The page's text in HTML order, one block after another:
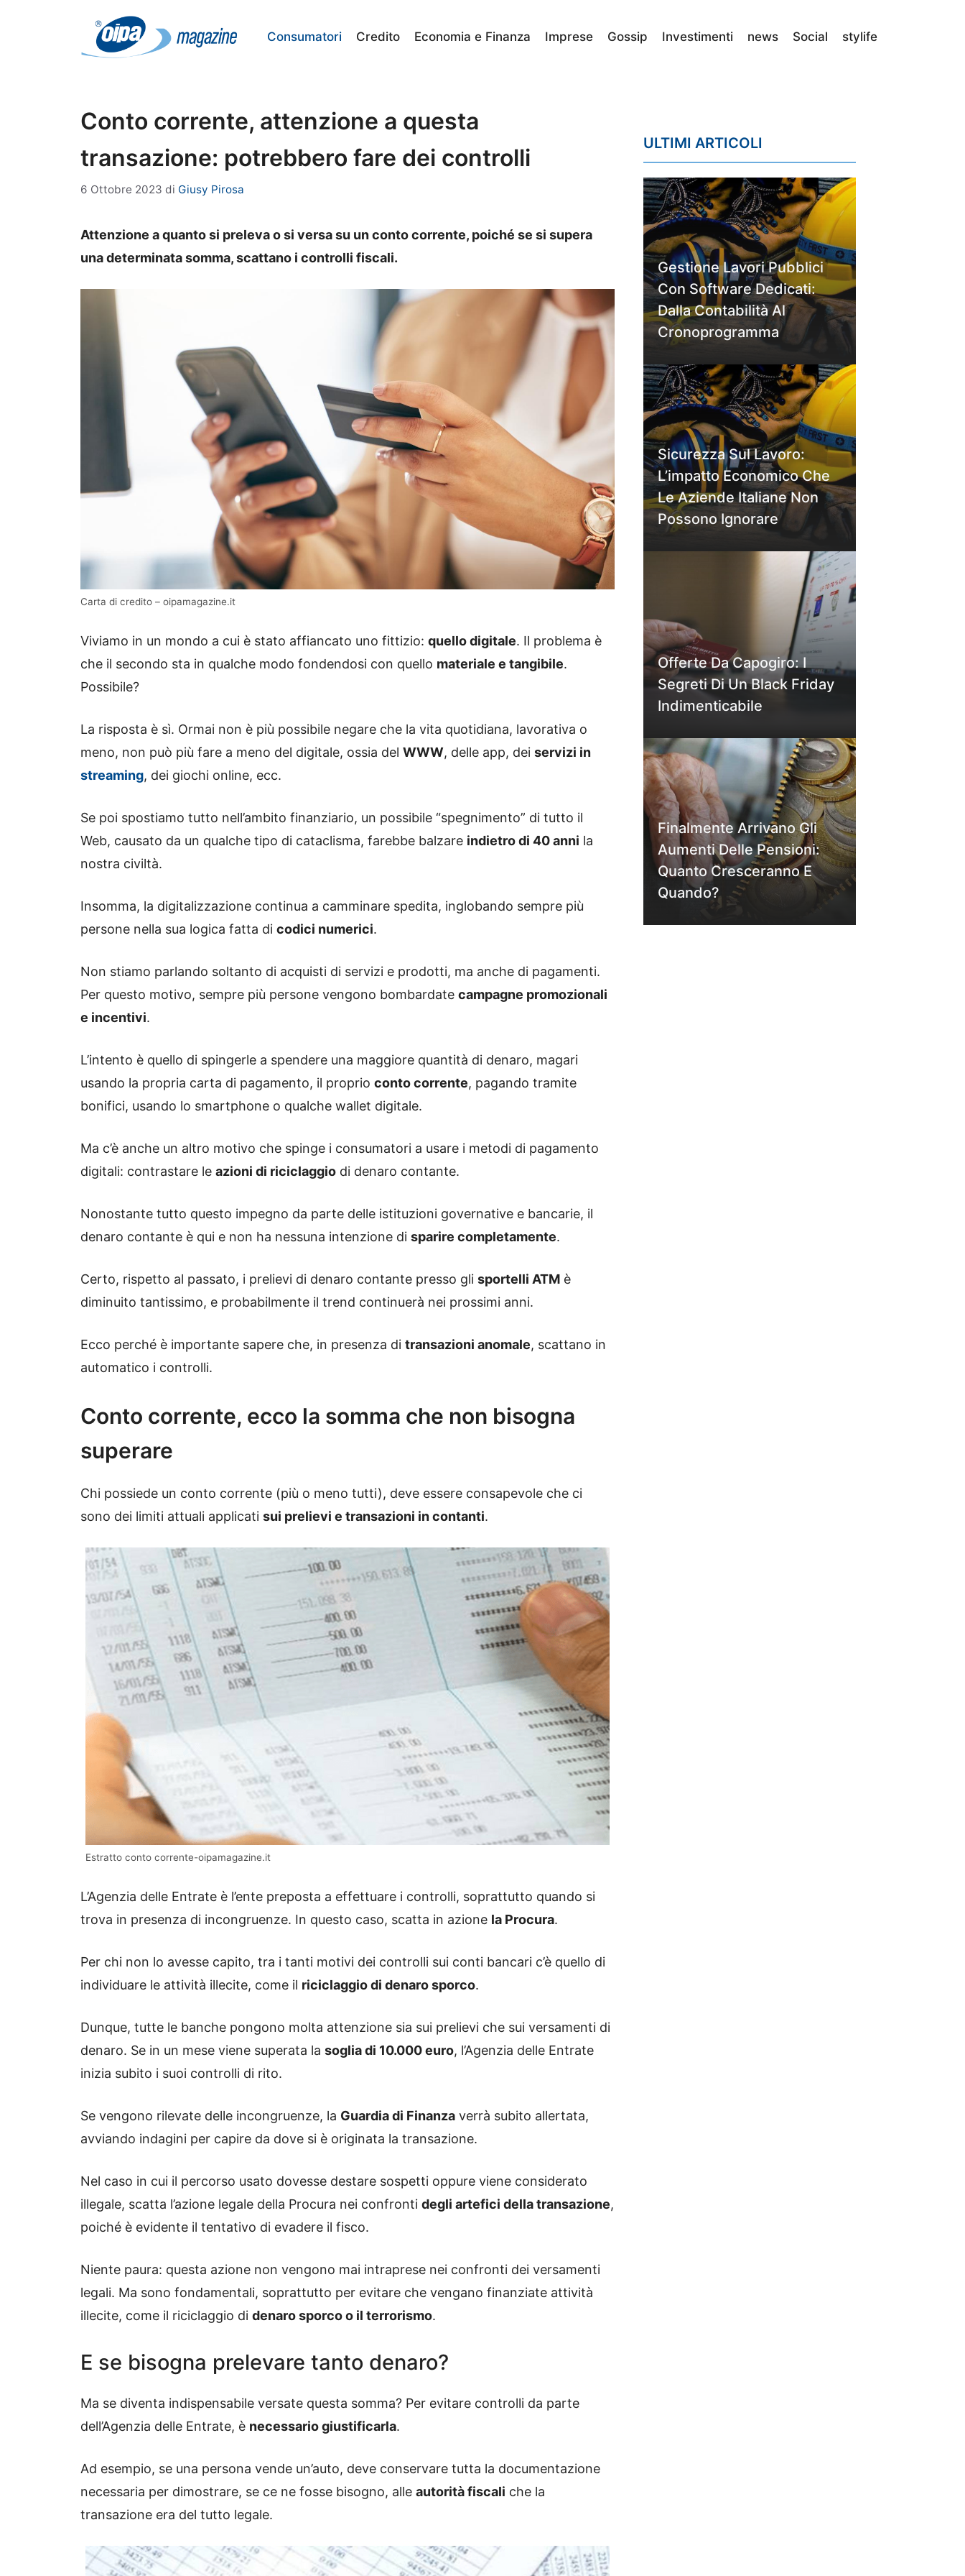
Consumatori Credito Economia e Finanza Imprese Gossip Investimenti news Social stylife
Conto corrente, attenzione a questa
transazione: potrebbero fare dei controlli
6 Ottobre 2023 di Giusy Pirosa
Attenzione a quanto si preleva o si versa su un conto corrente, poiché se si supera
una determinata somma, scattano i controlli fiscali.
Carta di credito – oipamagazine.it
Viviamo in un mondo a cui è stato affiancato uno fittizio: quello digitale. Il problema è
che il secondo sta in qualche modo fondendosi con quello materiale e tangibile.
Possibile?
La risposta è sì. Ormai non è più possibile negare che la vita quotidiana, lavorativa o
meno, non può più fare a meno del digitale, ossia del WWW, delle app, dei servizi in
streaming, dei giochi online, ecc.
Se poi spostiamo tutto nell’ambito finanziario, un possibile “spegnimento” di tutto il
Web, causato da un qualche tipo di cataclisma, farebbe balzare indietro di 40 anni la
nostra civiltà.
Insomma, la digitalizzazione continua a camminare spedita, inglobando sempre più
persone nella sua logica fatta di codici numerici.
Non stiamo parlando soltanto di acquisti di servizi e prodotti, ma anche di pagamenti.
Per questo motivo, sempre più persone vengono bombardate campagne promozionali
e incentivi.
L’intento è quello di spingerle a spendere una maggiore quantità di denaro, magari
usando la propria carta di pagamento, il proprio conto corrente, pagando tramite
bonifici, usando lo smartphone o qualche wallet digitale.
Ma c’è anche un altro motivo che spinge i consumatori a usare i metodi di pagamento
digitali: contrastare le azioni di riciclaggio di denaro contante.
Nonostante tutto questo impegno da parte delle istituzioni governative e bancarie, il
denaro contante è qui e non ha nessuna intenzione di sparire completamente.
Certo, rispetto al passato, i prelievi di denaro contante presso gli sportelli ATM è
diminuito tantissimo, e probabilmente il trend continuerà nei prossimi anni.
Ecco perché è importante sapere che, in presenza di transazioni anomale, scattano in
automatico i controlli.
Conto corrente, ecco la somma che non bisogna
superare
Chi possiede un conto corrente (più o meno tutti), deve essere consapevole che ci
sono dei limiti attuali applicati sui prelievi e transazioni in contanti.
Estratto conto corrente-oipamagazine.it
L’Agenzia delle Entrate è l’ente preposta a effettuare i controlli, soprattutto quando si
trova in presenza di incongruenze. In questo caso, scatta in azione la Procura.
Per chi non lo avesse capito, tra i tanti motivi dei controlli sui conti bancari c’è quello di
individuare le attività illecite, come il riciclaggio di denaro sporco.
Dunque, tutte le banche pongono molta attenzione sia sui prelievi che sui versamenti di
denaro. Se in un mese viene superata la soglia di 10.000 euro, l’Agenzia delle Entrate
inizia subito i suoi controlli di rito.
Se vengono rilevate delle incongruenze, la Guardia di Finanza verrà subito allertata,
avviando indagini per capire da dove si è originata la transazione.
Nel caso in cui il percorso usato dovesse destare sospetti oppure viene considerato
illegale, scatta l’azione legale della Procura nei confronti degli artefici della transazione,
poiché è evidente il tentativo di evadere il fisco.
Niente paura: questa azione non vengono mai intraprese nei confronti dei versamenti
legali. Ma sono fondamentali, soprattutto per evitare che vengano finanziate attività
illecite, come il riciclaggio di denaro sporco o il terrorismo.
E se bisogna prelevare tanto denaro?
Ma se diventa indispensabile versate questa somma? Per evitare controlli da parte
dell’Agenzia delle Entrate, è necessario giustificarla.
Ad esempio, se una persona vende un’auto, deve conservare tutta la documentazione
necessaria per dimostrare, se ce ne fosse bisogno, alle autorità fiscali che la
transazione era del tutto legale.
ULTIMI ARTICOLI
Gestione Lavori Pubblici
Con Software Dedicati:
Dalla Contabilità Al
Cronoprogramma
Sicurezza Sul Lavoro:
L’impatto Economico Che
Le Aziende Italiane Non
Possono Ignorare
Offerte Da Capogiro: I
Segreti Di Un Black Friday
Indimenticabile
Finalmente Arrivano Gli
Aumenti Delle Pensioni:
Quanto Cresceranno E
Quando?